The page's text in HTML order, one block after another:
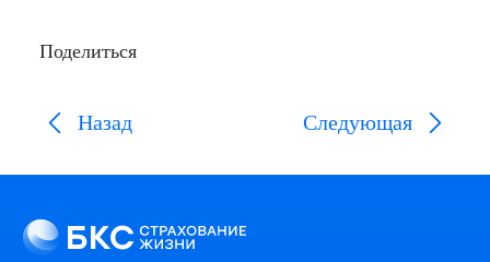
Поделиться
Назад Следующая